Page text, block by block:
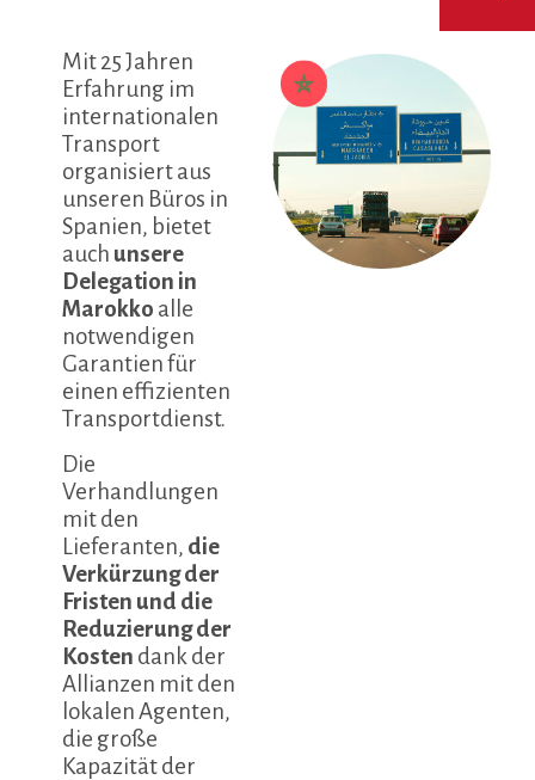
Mit 25 Jahren
Erfahrung im
internationalen
Transport
organisiert aus
unseren Büros in
Spanien, bietet
auch unsere
Delegation in
Marokko alle
notwendigen
Garantien für
einen effizienten
Transportdienst.
Die
Verhandlungen
mit den
Lieferanten, die
Verkürzung der
Fristen und die
Reduzierung der
Kosten dank der
Allianzen mit den
lokalen Agenten,
die große
Kapazität der